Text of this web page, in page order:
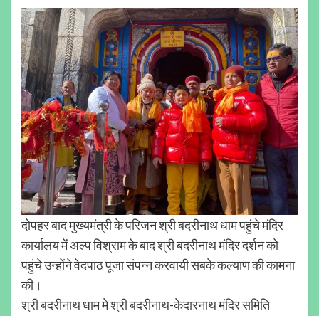
दोपहर बाद मुख्यमंत्री के परिजन श्री बदरीनाथ धाम पहुंचे मंदिर
कार्यालय में अल्प विश्राम के बाद श्री बदरीनाथ मंदिर दर्शन को
पहुंचे उन्होंने वेदपाठ पूजा संपन्न करवायी सबके कल्याण की कामना
की।
श्री बदरीनाथ धाम मे श्री बदरीनाथ-केदारनाथ मंदिर समिति